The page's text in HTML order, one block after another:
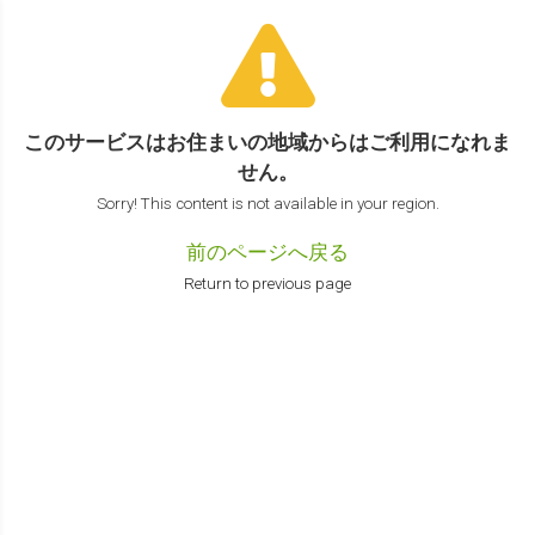
このサービスはお住まいの地域からはご利用になれま
せん。
Sorry! This content is not available in your region.
前のページへ戻る
Return to previous page